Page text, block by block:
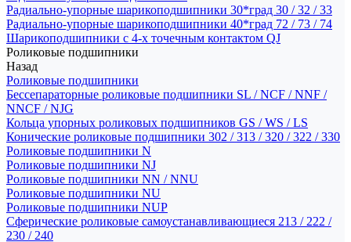
Радиально-упорные шарикоподшипники 30*град 30 / 32 / 33
Радиально-упорные шарикоподшипники 40*град 72 / 73 / 74
Шарикоподшипники с 4-х точечным контактом QJ
Роликовые подшипники
Назад
Роликовые подшипники
Бессепараторные роликовые подшипники SL / NCF / NNF /
NNCF / NJG
Кольца упорных роликовых подшипников GS / WS / LS
Конические роликовые подшипники 302 / 313 / 320 / 322 / 330
Роликовые подшипники N
Роликовые подшипники NJ
Роликовые подшипники NN / NNU
Роликовые подшипники NU
Роликовые подшипники NUP
Сферические роликовые самоустанавливающиеся 213 / 222 /
230 / 240